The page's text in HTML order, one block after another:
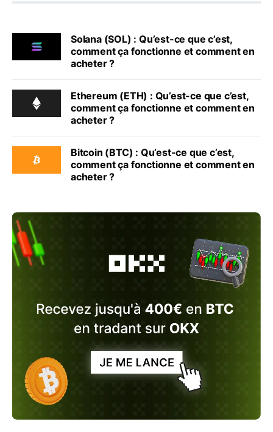
Solana (SOL) : Qu’est-ce que c’est,
comment ça fonctionne et comment en
acheter ?
Ethereum (ETH) : Qu’est-ce que c’est,
comment ça fonctionne et comment en
acheter ?
Bitcoin (BTC) : Qu’est-ce que c’est,
comment ça fonctionne et comment en
acheter ?